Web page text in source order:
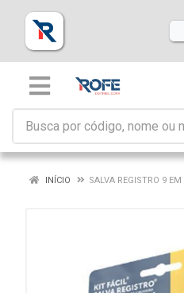
INÍCIO SALVA REGISTRO 9